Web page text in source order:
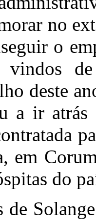
no
o
vindos
deste
a ir
em
do
de